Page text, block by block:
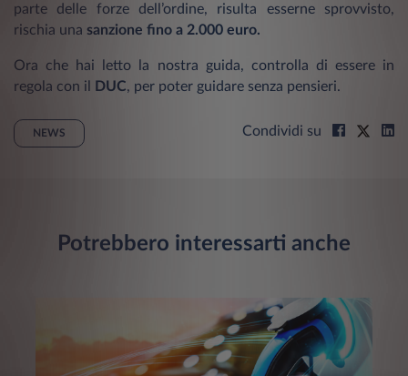
parte delle forze dell’ordine, risulta esserne sprovvisto,
rischia una sanzione fino a 2.000 euro.
Ora che hai letto la nostra guida, controlla di essere in
regola con il
DUC, per poter guidare senza pensieri.
NEWS Condividi su
Potrebbero interessarti anche